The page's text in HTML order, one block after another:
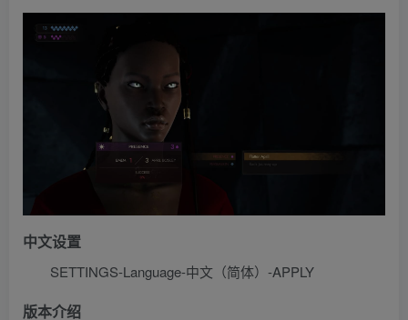
中文设置
SETTINGS-Language-中文（简体）-APPLY
版本介绍